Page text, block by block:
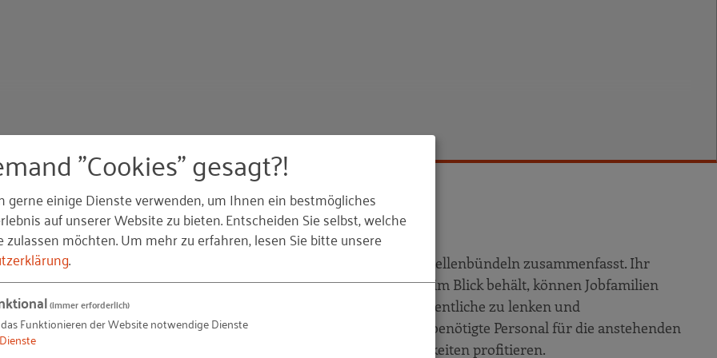
und Personalmarketing
Personalentwicklung
das im Grunde zunächst einmal ähnliche Stellen zu Stellenbündeln zusammenfasst. Ihr
auf ein bestimmtes betriebliches Problem. Demjenigen, der dies im Blick behält, können Jobfamilien
Reduktion von Komplexität helfen, den Blick auf das Wesentliche zu lenken und
Dies gilt für Personalverantwortliche und Manager, die etwa das benötigte Personal für die anstehenden
von transparenten betrieblichen Entwicklungsmöglichkeiten profitieren.
"Cookies" gesagt?!
gerne einige Dienste verwenden, um Ihnen ein bestmögliches
auf unserer Website zu bieten. Entscheiden Sie selbst, welche
zulassen möchten.Um mehr zu erfahren, lesen Sie bitte unsere
.
(immer erforderlich)
Funktionieren der Website notwendige Dienste
Dienste